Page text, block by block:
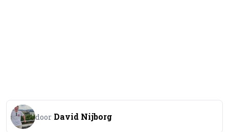
door David Nijborg